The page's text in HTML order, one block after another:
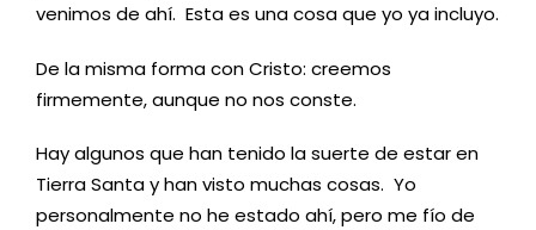
venimos de ahí. Esta es una cosa que yo ya incluyo.
De la misma forma con Cristo: creemos
firmemente, aunque no nos conste.
Hay algunos que han tenido la suerte de estar en
Tierra Santa y han visto muchas cosas. Yo
personalmente no he estado ahí, pero me fío de